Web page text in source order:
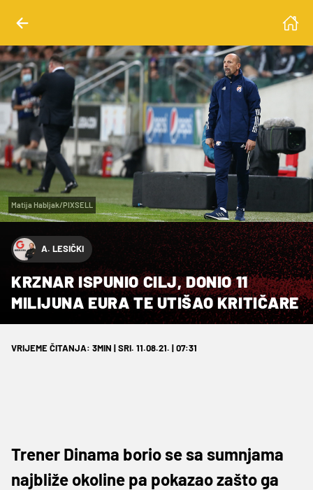
Matija Habljak/PIXSELL
A. LESIČKI
KRZNAR ISPUNIO CILJ, DONIO 11
MILIJUNA EURA TE UTIŠAO KRITIČARE
VRIJEME ČITANJA: 3MIN | SRI. 11.08.21. | 07:31
Trener Dinama borio se sa sumnjama
najbliže okoline pa pokazao zašto ga